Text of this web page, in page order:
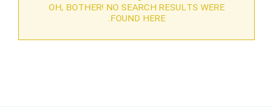
OH, BOTHER! NO SEARCH RESULTS WERE
FOUND HERE.